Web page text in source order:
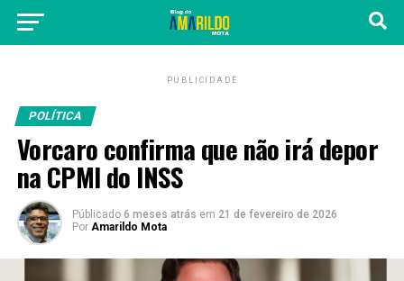
PUBLICIDADE
POLÍTICA
Vorcaro confirma que não irá depor
na CPMI do INSS
Públicado 6 meses atrás em 21 de fevereiro de 2026
Por Amarildo Mota